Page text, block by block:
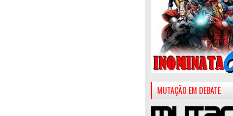
MUTAÇÃO EM DEBATE